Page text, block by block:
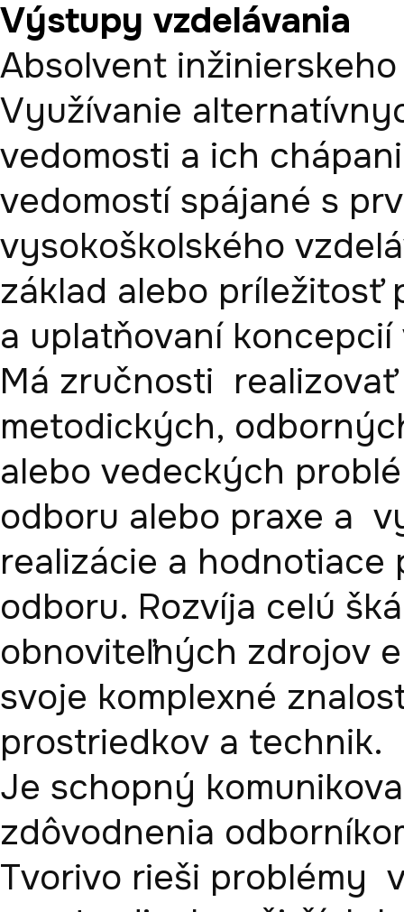
Výstupy vzdelávania
Absolvent
Využívanie
vedomosti a ich
vedomostí spájané s
vysokoškolského
základ alebo príležitosť
a uplatňovaní
Má zručnosti
metodických,
alebo vedeckých
odboru alebo praxe a
realizácie a
odboru. Rozvíja celú
obnoviteľných zdrojov
svoje komplexné
prostriedkov a technik.
Je schopný
zdôvodnenia
Tvorivo rieši problémy